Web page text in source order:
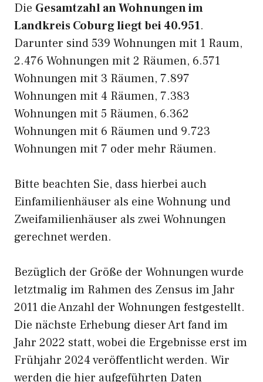
Die Gesamtzahl an Wohnungen im
Landkreis Coburg liegt bei 40.951.
Darunter sind 539 Wohnungen mit 1 Raum,
2.476 Wohnungen mit 2 Räumen, 6.571
Wohnungen mit 3 Räumen, 7.897
Wohnungen mit 4 Räumen, 7.383
Wohnungen mit 5 Räumen, 6.362
Wohnungen mit 6 Räumen und 9.723
Wohnungen mit 7 oder mehr Räumen.
Bitte beachten Sie, dass hierbei auch
Einfamilienhäuser als eine Wohnung und
Zweifamilienhäuser als zwei Wohnungen
gerechnet werden.
Bezüglich der Größe der Wohnungen wurde
letztmalig im Rahmen des Zensus im Jahr
2011 die Anzahl der Wohnungen festgestellt.
Die nächste Erhebung dieser Art fand im
Jahr 2022 statt, wobei die Ergebnisse erst im
Frühjahr 2024 veröffentlicht werden. Wir
werden die hier aufgeführten Daten